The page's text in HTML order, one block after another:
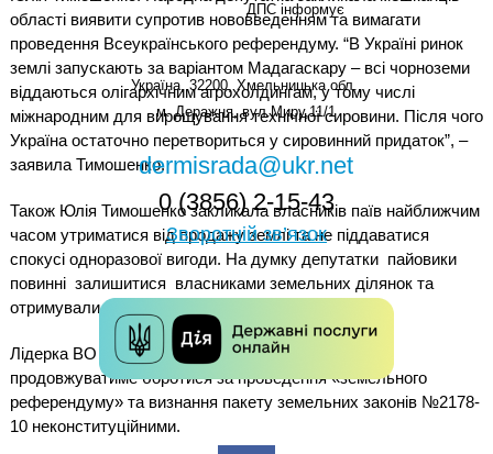
області виявити супротив нововведенням та вимагати
проведення Всеукраїнського референдуму. “В Україні ринок
землі запускають за варіантом Мадагаскару – всі чорноземи
віддаються олігархічним агрохолдингам, у тому числі
міжнародним для вирощування технічної сировини. Після чого
Україна остаточно перетвориться у сировинний придаток”, –
заявила Тимошенко.
Також Юлія Тимошенко закликала власників паїв найближчим
часом утриматися від продажу землі та не піддаватися
спокусі одноразової вигоди. На думку депутатки пайовики
повинні залишитися власниками земельних ділянок та
отримували довготривалу плату за оренду.
Лідерка ВО «Батьківщина» запевнила, що партія
продовжуватиме боротися за проведення «земельного
референдуму» та визнання пакету земельних законів №2178-
10 неконституційними.
ДПС інформує
Україна, 32200, Хмельницька обл.,
м. Деражня, вул.Миру,11/1
dermisrada@ukr.net
0 (3856) 2-15-43
Зворотній зв’язок